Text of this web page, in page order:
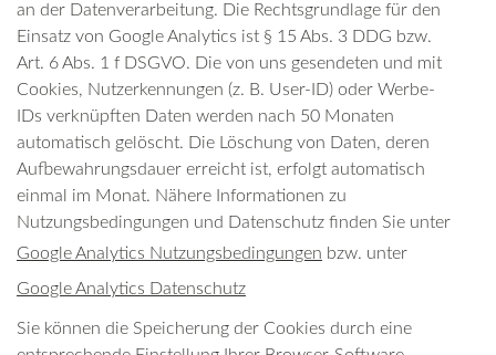
an der Datenverarbeitung. Die Rechtsgrundlage für den
Einsatz von Google Analytics ist § 15 Abs. 3 DDG bzw.
Art. 6 Abs. 1 f DSGVO. Die von uns gesendeten und mit
Cookies, Nutzerkennungen (z. B. User-ID) oder Werbe-
IDs verknüpften Daten werden nach 50 Monaten
automatisch gelöscht. Die Löschung von Daten, deren
Aufbewahrungsdauer erreicht ist, erfolgt automatisch
einmal im Monat. Nähere Informationen zu
Nutzungsbedingungen und Datenschutz finden Sie unter
Google Analytics Nutzungsbedingungen bzw. unter
Google Analytics Datenschutz
Sie können die Speicherung der Cookies durch eine